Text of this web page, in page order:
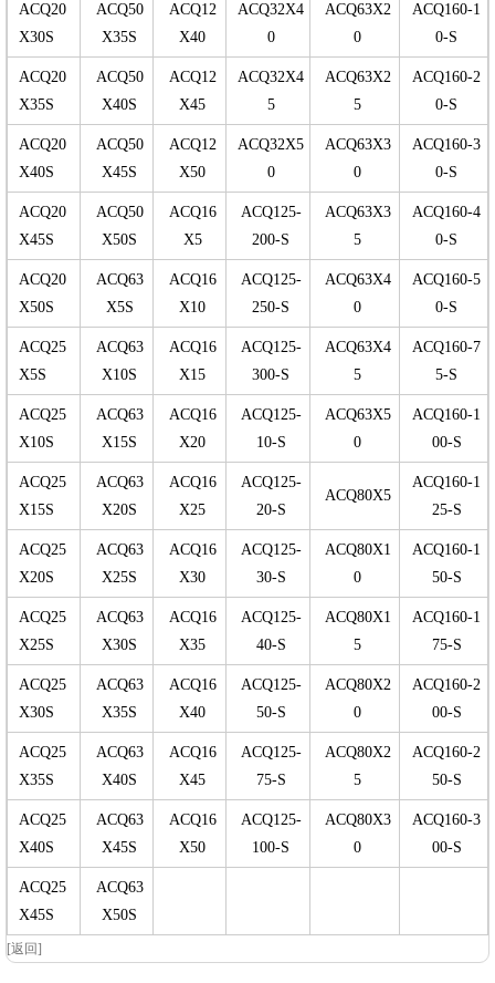
ACQ20
X30S
ACQ50
X35S
ACQ12
X40
ACQ32X4
0
ACQ63X2
0
ACQ160-1
0-S
ACQ20
X35S
ACQ50
X40S
ACQ12
X45
ACQ32X4
5
ACQ63X2
5
ACQ160-2
0-S
ACQ20
X40S
ACQ50
X45S
ACQ12
X50
ACQ32X5
0
ACQ63X3
0
ACQ160-3
0-S
ACQ20
X45S
ACQ50
X50S
ACQ16
X5
ACQ125-
200-S
ACQ63X3
5
ACQ160-4
0-S
ACQ20
X50S
ACQ63
X5S
ACQ16
X10
ACQ125-
250-S
ACQ63X4
0
ACQ160-5
0-S
ACQ25
X5S
ACQ63
X10S
ACQ16
X15
ACQ125-
300-S
ACQ63X4
5
ACQ160-7
5-S
ACQ25
X10S
ACQ63
X15S
ACQ16
X20
ACQ125-
10-S
ACQ63X5
0
ACQ160-1
00-S
ACQ25
X15S
ACQ63
X20S
ACQ16
X25
ACQ125-
20-S
ACQ80X5
ACQ160-1
25-S
ACQ25
X20S
ACQ63
X25S
ACQ16
X30
ACQ125-
30-S
ACQ80X1
0
ACQ160-1
50-S
ACQ25
X25S
ACQ63
X30S
ACQ16
X35
ACQ125-
40-S
ACQ80X1
5
ACQ160-1
75-S
ACQ25
X30S
ACQ63
X35S
ACQ16
X40
ACQ125-
50-S
ACQ80X2
0
ACQ160-2
00-S
ACQ25
X35S
ACQ63
X40S
ACQ16
X45
ACQ125-
75-S
ACQ80X2
5
ACQ160-2
50-S
ACQ25
X40S
ACQ63
X45S
ACQ16
X50
ACQ125-
100-S
ACQ80X3
0
ACQ160-3
00-S
ACQ25
X45S
ACQ63
X50S
[返回]